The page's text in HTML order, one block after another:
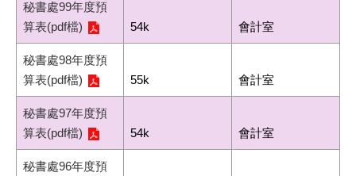
秘書處99年度預
算表(pdf檔)
54k 會計室
秘書處98年度預
算表(pdf檔)
55k 會計室
秘書處97年度預
算表(pdf檔)
54k 會計室
秘書處96年度預